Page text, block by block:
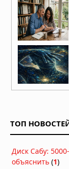
ТОП
Диск Сабу:
объяснить (1)